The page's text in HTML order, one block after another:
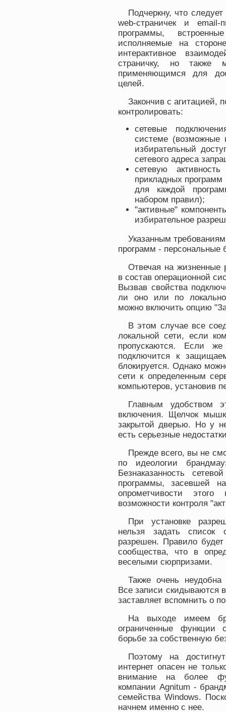
Подчеркну, что
web-страничек и
программы,
исполняемые на
интерактивное
страничку, но также
применяющимся для
целей.
Закончив с агитацией,
контролировать:
сетевые
системе (возможные
избирательный
сетевого адреса
сетевую
прикладных
для каждой
набором правил);
"активные"
избирательное
Указанным
программ - персональные
Отвечая на жизненные
в состав операционной
Вызвав свойства
ли оно или по
можно включить опцию
В этом случае все
локальной сети, если
пропускаются. Если
подключится к
блокируется. Однако
сети к определенным
компьютеров, установив
Главным удобством
включения. Щелчок
закрытой дверью. Но у
есть серьезные
Прежде всего, вы не
по идеологии
Безнаказанность
программы, засевшей
опрометчивости этого
возможности контроля
При установке
нельзя задать список
разрешен. Правило будет
сообщества, что в
веселыми сюрпризами.
Также очень
Все записи скидываются
заставляет вспомнить о
На выходе имеем
ограниченные
борьбе за собственную
Поэтому на
интернет опасен не
внимание на более
компании Agnitum -
семейства Windows.
начнем именно с нее.